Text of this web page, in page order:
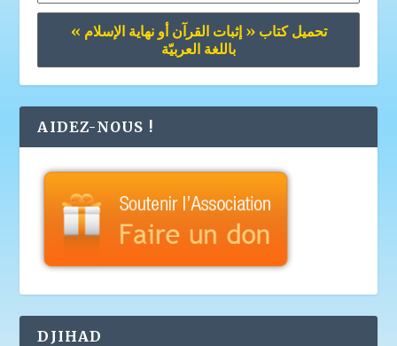
تحميل كتاب « إثبات القرآن أو نهاية الإسلام »
باللغة العربيّة
AIDEZ-NOUS !
DJIHAD